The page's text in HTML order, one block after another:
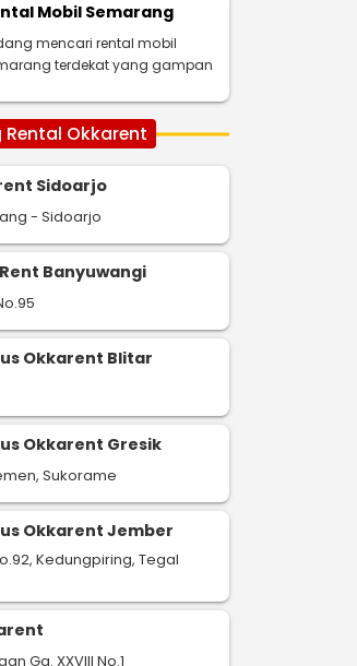
Mobil Semarang
mencari rental mobil
terdekat yang gampan
Okkarent
Sidoarjo
- Sidoarjo
Banyuwangi
Okkarent Blitar
Okkarent Gresik
Sukorame
Okkarent Jember
Kedungpiring, Tegal
Gg. XXVIII No.1